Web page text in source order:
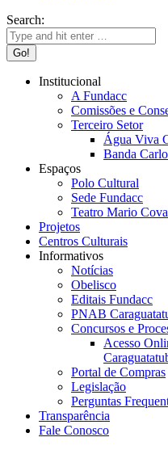
Search:
Institucional
A Fundacc
Comissões e
Terceiro Setor
Água Viva
Banda
Espaços
Polo Cultural
Sede Fundacc
Teatro Mario
Projetos
Centros Culturais
Informativos
Notícias
Obelisco
Editais Fundacc
PNAB
Concursos e
Acesso
Portal de Compras
Legislação
Perguntas
Transparência
Fale Conosco